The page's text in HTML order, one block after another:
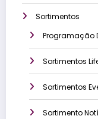
Sortimentos
Programação
Sortimentos
Sortimentos
Sortimento